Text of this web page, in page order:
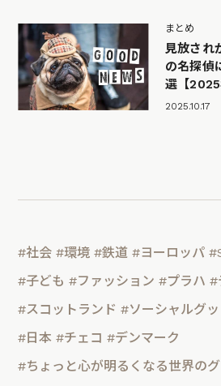
まとめ
見放され
の名探偵
選【2025
2025.10.17
#社会 #環境 #鉄道 #ヨーロッパ
#子ども #ファッション #プラハ #
#スコットランド #ソーシャルグッ
#日本 #チェコ #デンマーク
#ちょっと心が明るくなる世界の